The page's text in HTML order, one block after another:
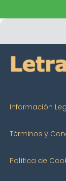
Información
Términos y
Política de